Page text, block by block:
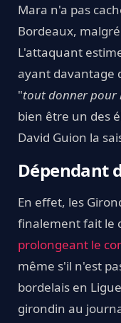
Mara n'a pas
Bordeaux,
L'attaquant
ayant davantage
"tout donner pour
bien être un des
David Guion la
Dépendant
En effet, les
finalement fait le
prolongeant le
même s'il n'est
bordelais en
girondin au